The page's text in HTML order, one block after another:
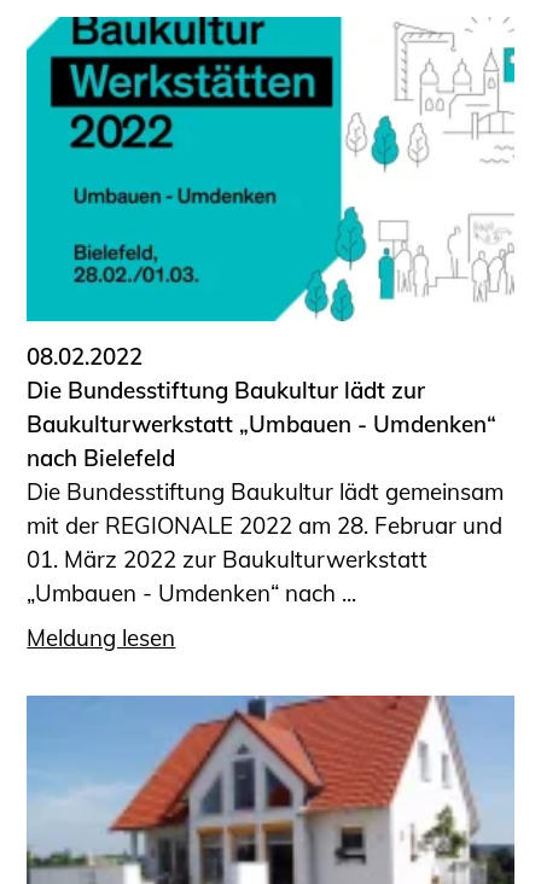
08.02.2022
Die Bundesstiftung Baukultur lädt zur
Baukulturwerkstatt „Umbauen - Umdenken“
nach Bielefeld
Die Bundesstiftung Baukultur lädt gemeinsam
mit der REGIONALE 2022 am 28. Februar und
01. März 2022 zur Baukulturwerkstatt
„Umbauen - Umdenken“ nach ...
Meldung lesen